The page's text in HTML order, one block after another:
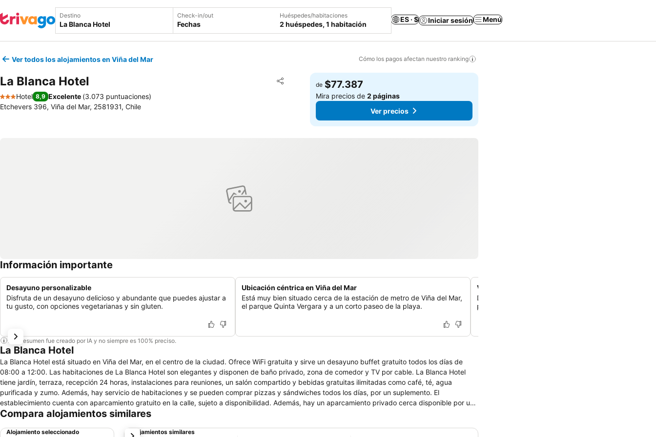
Destino Check-in/out
Fechas
Huéspedes/habitaciones
2 huéspedes, 1 habitación
ES · $ Iniciar sesión Menú
Ver todos los alojamientos en Viña del Mar Cómo los pagos afectan nuestro ranking
La Blanca Hotel Compartir
Agregar a favoritos
3 Estrellas
Hotel 8,9 Excelente (3.073 puntuaciones)
Etchevers 396, Viña del Mar, 2581931, Chile
de $77.387
Mira precios de2 páginas
Ver precios
Información importante
Desayuno personalizable
Disfruta de un desayuno delicioso y abundante que puedes ajustar a
tu gusto, con opciones vegetarianas y sin gluten.
Ubicación céntrica en Viña del Mar
Está muy bien situado cerca de la estación de metro de Viña del Mar,
el parque Quinta Vergara y a un corto paseo de la playa.
Varias terrazas con vistas espectaculares
Disfruta de tres terrazas distintas con vistas preciosas
perfectas para comer, tomar algo o simplemente
Este resumen fue creado por IA y no siempre es 100% preciso.
La Blanca Hotel
La Blanca Hotel está situado en Viña del Mar, en el centro de la ciudad. Ofrece WiFi gratuita y sirve un desayuno buffet gratuito todos los días de
08:00 a 12:00. Las habitaciones de La Blanca Hotel son elegantes y disponen de baño privado, zona de comedor y TV por cable. La Blanca Hotel
tiene jardín, terraza, recepción 24 horas, instalaciones para reuniones, un salón compartido y bebidas gratuitas ilimitadas como café, té, agua
purificada y zumo. Además, hay servicio de habitaciones y se pueden comprar pizzas y sándwiches todos los días, por un suplemento. El
establecimiento cuenta con aparcamiento gratuito en la calle, sujeto a disponibilidad. Además, hay un aparcamiento privado cerca disponible por un
suplemento. La Blanca Hotel está situado a 5 minutos a pie de la Quinta Vergara, a 15 minutos a pie de la playa y a 6,2 km de Reñaca.
Compara alojamientos similares
Alojamiento seleccionado Alojamientos similares
siguiente